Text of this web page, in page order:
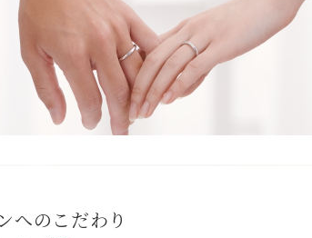
へのこだわり